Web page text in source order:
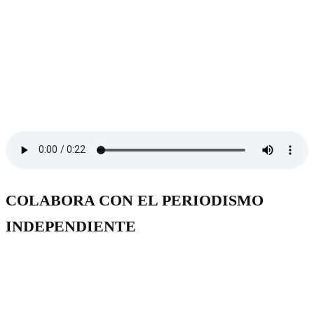
COLABORA CON EL PERIODISMO
INDEPENDIENTE